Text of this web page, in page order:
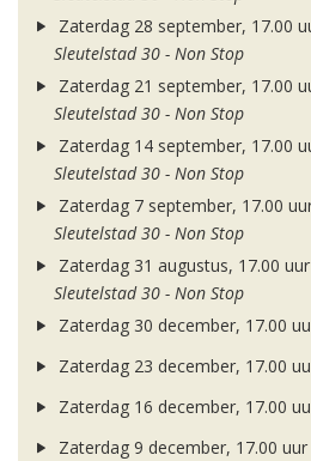
Zaterdag 28 september, 17.00
Sleutelstad 30 - Non Stop
Zaterdag 21 september, 17.00
Sleutelstad 30 - Non Stop
Zaterdag 14 september, 17.00
Sleutelstad 30 - Non Stop
Zaterdag 7 september, 17.00
Sleutelstad 30 - Non Stop
Zaterdag 31 augustus, 17.00 uur
Sleutelstad 30 - Non Stop
Zaterdag 30 december, 17.00
Zaterdag 23 december, 17.00
Zaterdag 16 december, 17.00
Zaterdag 9 december, 17.00 uur